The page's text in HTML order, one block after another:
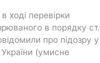
ході перевірки
в порядку ст.
про підозру у
(умисне